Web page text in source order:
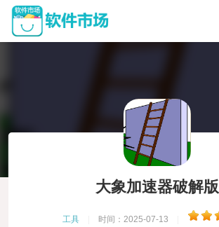
大象加速器破解版
工具 时间：2025-07-13